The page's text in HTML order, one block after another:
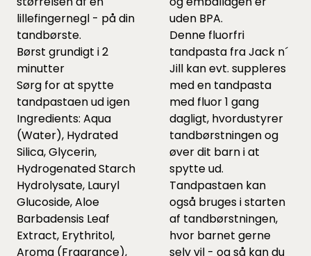
lillefingernegl - på din
tandbørste.
Børst grundigt i 2
minutter
Sørg for at spytte
tandpastaen ud igen
Ingredients: Aqua
(Water), Hydrated
Silica, Glycerin,
Hydrogenated Starch
Hydrolysate, Lauryl
Glucoside, Aloe
Barbadensis Leaf
Extract, Erythritol,
Aroma (Fragrance),
uden BPA.
Denne fluorfri
tandpasta fra Jack n´
Jill kan evt. suppleres
med en tandpasta
med fluor 1 gang
dagligt, hvordustyrer
tandbørstningen og
øver dit barn i at
spytte ud.
Tandpastaen kan
også bruges i starten
af tandbørstningen,
hvor barnet gerne
selv vil - og så kan du